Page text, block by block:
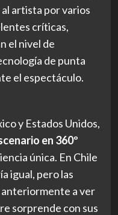
artista por varios
críticas,
el nivel de
de punta
el espectáculo.
y Estados Unidos,
en 360º
única. En Chile
igual, pero las
anteriormente a ver
sorprende con sus